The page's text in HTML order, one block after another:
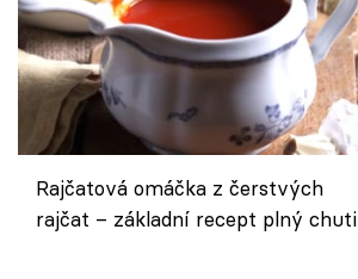
Rajčatová omáčka z čerstvých
rajčat – základní recept plný chuti